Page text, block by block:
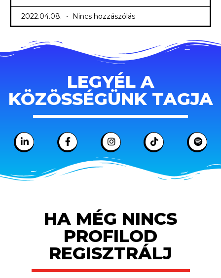
2022.04.08. Nincs hozzászólás
LEGYÉL A
KÖZÖSSÉGÜNK TAGJA
HA MÉG NINCS
PROFILOD
REGISZTRÁLJ